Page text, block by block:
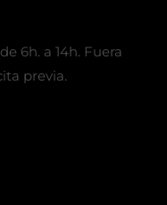
6h. a 14h. Fuera
previa.